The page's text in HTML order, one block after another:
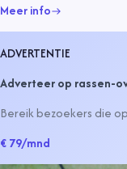
Meer info
ADVERTENTIE
Adverteer op rassen-
Bereik bezoekers die
€ 79/mnd